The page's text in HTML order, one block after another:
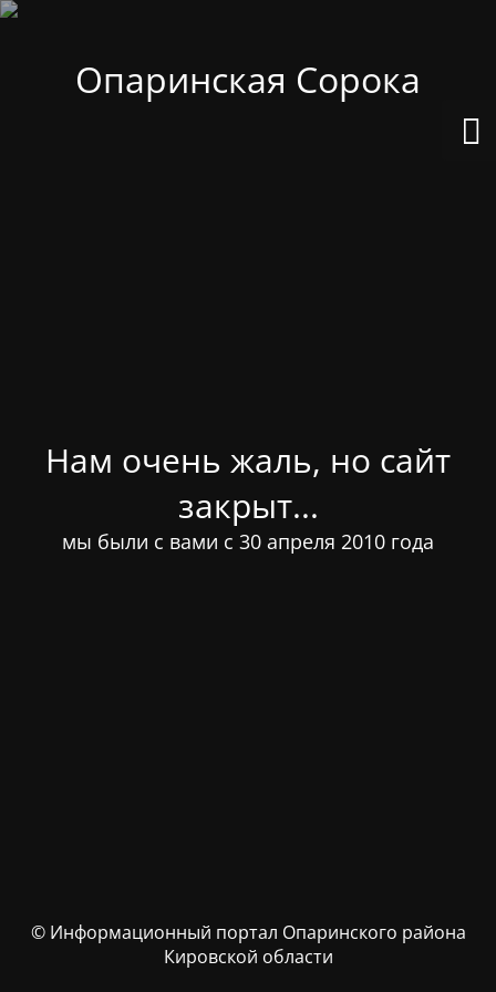
Опаринская Сорока
Нам очень жаль, но сайт
закрыт...
мы были с вами с 30 апреля 2010 года
© Информационный портал Опаринского района
Кировской области